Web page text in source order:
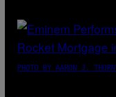
PHOTO BY AARON J.